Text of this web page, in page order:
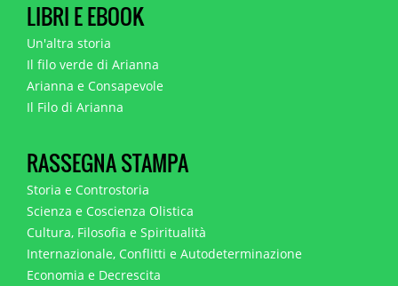
LIBRI E EBOOK
Un'altra storia
Il filo verde di Arianna
Arianna e Consapevole
Il Filo di Arianna
RASSEGNA STAMPA
Storia e Controstoria
Scienza e Coscienza Olistica
Cultura, Filosofia e Spiritualità
Internazionale, Conflitti e Autodeterminazione
Economia e Decrescita